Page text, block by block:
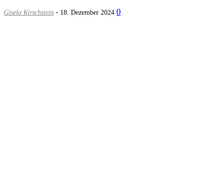
Gisela Kirschstein - 18. Dezember 2024 0